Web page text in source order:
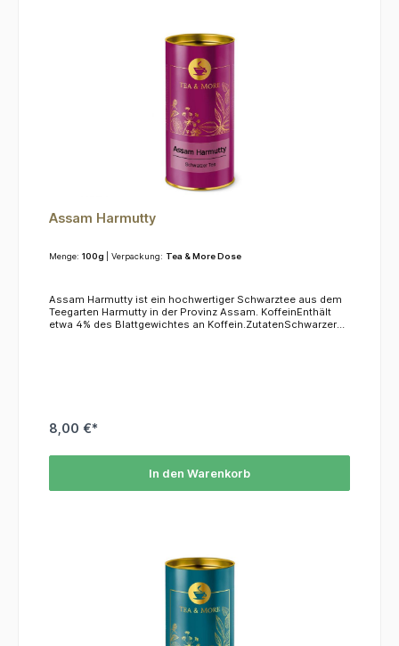
Assam Harmutty
Menge: 100g | Verpackung: Tea & More Dose
Assam Harmutty ist ein hochwertiger Schwarztee aus dem
Teegarten Harmutty in der Provinz Assam. KoffeinEnthält
etwa 4% des Blattgewichtes an Koffein.ZutatenSchwarzer
8,00 €*
In den Warenkorb